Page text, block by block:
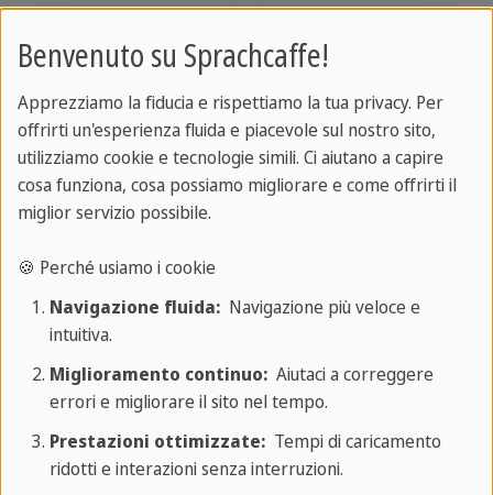
Parli italiano? = Spreekt u Italiaans?
Parli inglese? Spreek je Engels?
Parli olandese? = Spreek je Nederlands?
Non parlo olandese molto bene = Ik spreek niet zo
goed Nederlands
Non capisco = Ik begrijp het niet
Può ripetere per favore? = Zou u dat alstublieft
kunnen herhalen?
Benvenuto su Sprachcaffe!
Apprezziamo la fiducia e rispettiamo la tua privacy. Per
offrirti un'esperienza fluida e piacevole sul nostro sito,
utilizziamo cookie e tecnologie simili. Ci aiutano a capire
cosa funziona, cosa possiamo migliorare e come offrirti il
miglior servizio possibile.
🍪 Perché usiamo i cookie
Navigazione fluida:Navigazione più veloce e
intuitiva.
Miglioramento continuo:Aiutaci a correggere
errori e migliorare il sito nel tempo.
Prestazioni ottimizzate:Tempi di caricamento
ridotti e interazioni senza interruzioni.